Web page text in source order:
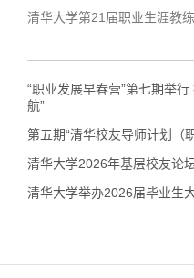
清华大学第21届职业生涯教
“职业发展早春营”第七期举
航”
第五期“清华校友导师计划（
清华大学2026年基层校友论
清华大学举办2026届毕业生